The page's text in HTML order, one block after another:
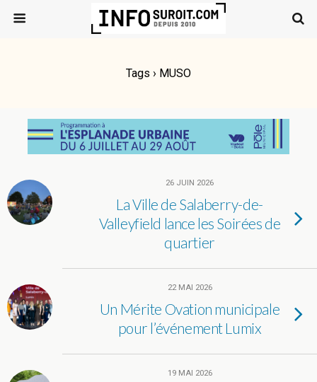
Tags › MUSO
26 JUIN 2026
La Ville de Salaberry-de-
Valleyfield lance les Soirées de
quartier
22 MAI 2026
Un Mérite Ovation municipale
pour l’événement Lumix
19 MAI 2026